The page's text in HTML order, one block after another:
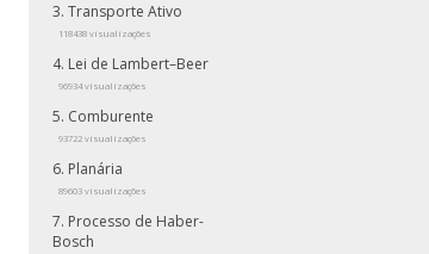
Transporte Ativo
118438 visualizações
Lei de Lambert–Beer
96934 visualizações
Comburente
93722 visualizações
Planária
89603 visualizações
Processo de Haber-
Bosch